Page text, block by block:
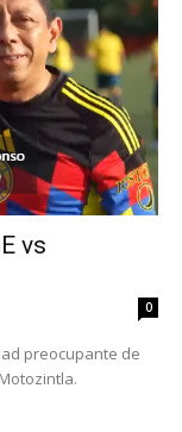
vs
0
preocupante de